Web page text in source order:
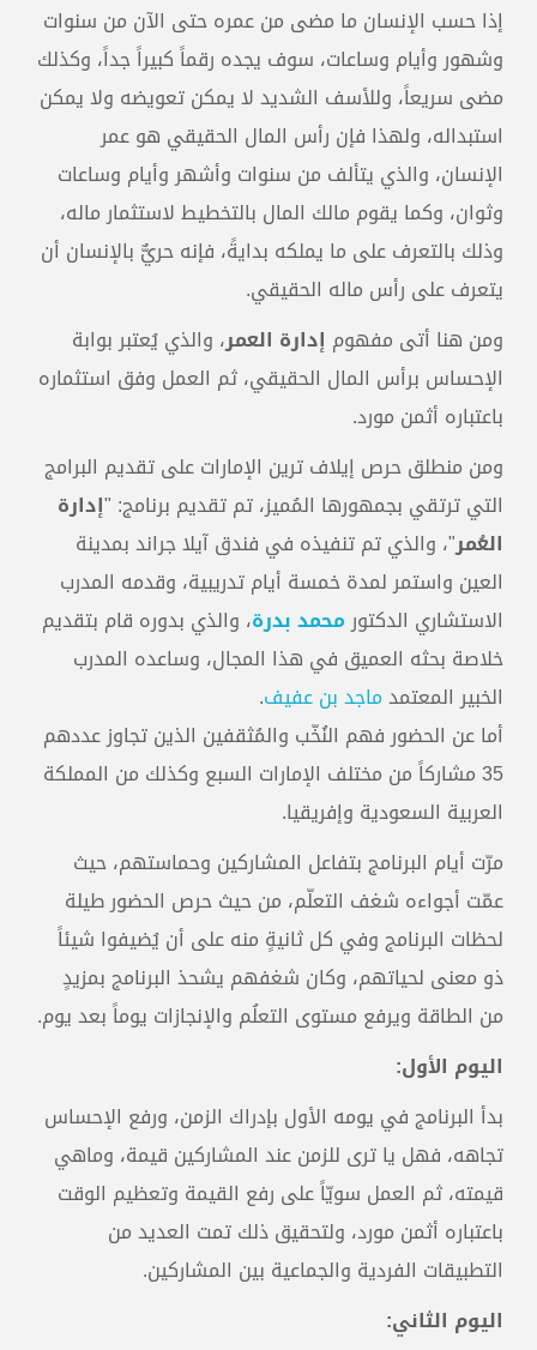
إذا حسب الإنسان ما مضى من عمره حتى الآن من سنوات
وشهور وأيام وساعات، سوف يجده رقماً كبيراً جداً، وكذلك
مضى سريعاً، وللأسف الشديد لا يمكن تعويضه ولا يمكن
استبداله، ولهذا فإن رأس المال الحقيقي هو عمر
الإنسان، والذي يتألف من سنوات وأشهر وأيام وساعات
وثوان، وكما يقوم مالك المال بالتخطيط لاستثمار ماله،
وذلك بالتعرف على ما يملكه بدايةً، فإنه حريٌّ بالإنسان أن
يتعرف على رأس ماله الحقيقي.
ومن هنا أتى مفهوم إدارة العمر، والذي يُعتبر بوابة
الإحساس برأس المال الحقيقي، ثم العمل وفق استثماره
باعتباره أثمن مورد.
ومن منطلق حرص إيلاف ترين الإمارات على تقديم البرامج
التي ترتقي بجمهورها المُميز، تم تقديم برنامج: "إدارة
العُمر"، والذي تم تنفيذه في فندق آيلا جراند بمدينة
العين واستمر لمدة خمسة أيام تدريبية، وقدمه المدرب
الاستشاري الدكتورمحمد بدرة، والذي بدوره قام بتقديم
خلاصة بحثه العميق في هذا المجال، وساعده المدرب
الخبير المعتمدماجد بن عفيف.
أما عن الحضور فهم النُخّب والمُثقفين الذين تجاوز عددهم
35 مشاركاً من مختلف الإمارات السبع وكذلك من المملكة
العربية السعودية وإفريقيا.
مرّت أيام البرنامج بتفاعل المشاركين وحماستهم، حيث
عمّت أجواءه شغف التعلّم، من حيث حرص الحضور طيلة
لحظات البرنامج وفي كل ثانيةٍ منه على أن يُضيفوا شيئاً
ذو معنى لحياتهم، وكان شغفهم يشحذ البرنامج بمزيدٍ
من الطاقة ويرفع مستوى التعلُم والإنجازات يوماً بعد يوم.
اليوم الأول:
بدأ البرنامج في يومه الأول بإدراك الزمن، ورفع الإحساس
تجاهه، فهل يا ترى للزمن عند المشاركين قيمة، وماهي
قيمته، ثم العمل سويّاً على رفع القيمة وتعظيم الوقت
باعتباره أثمن مورد، ولتحقيق ذلك تمت العديد من
التطبيقات الفردية والجماعية بين المشاركين.
اليوم الثاني: